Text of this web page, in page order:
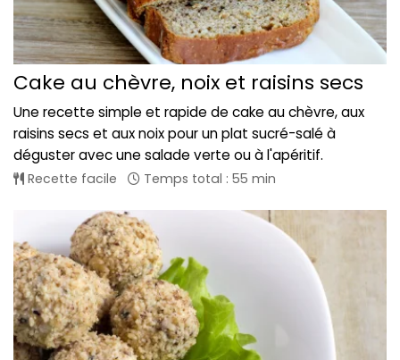
Cake au chèvre, noix et raisins secs
Une recette simple et rapide de cake au chèvre, aux
raisins secs et aux noix pour un plat sucré-salé à
déguster avec une salade verte ou à l'apéritif.
Recette facile Temps total : 55 min